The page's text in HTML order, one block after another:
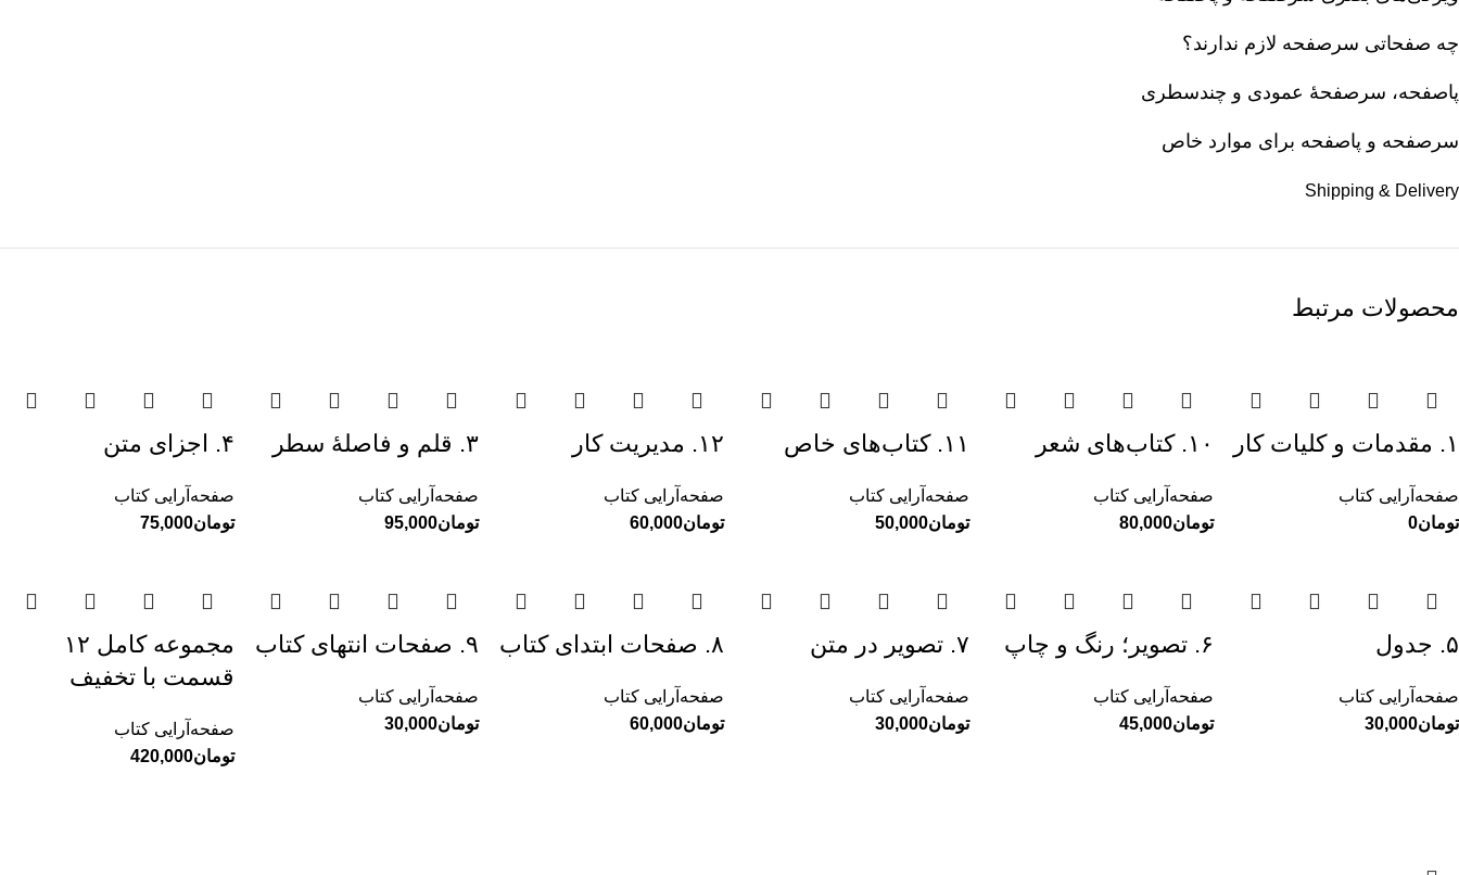
چه صفحاتی سرصفحه لازم ندارند؟
پاصفحه، سرصفحهٔ عمودی و چندسطری
سرصفحه و پاصفحه برای موارد خاص
Shipping & Delivery
محصولات مرتبط
۱. مقدمات و کلیات کار
صفحه‌آرایی کتاب
تومان
۱۰. کتاب‌های شعر
صفحه‌آرایی کتاب
تومان
۱۱. کتاب‌های خاص
صفحه‌آرایی کتاب
تومان
۱۲. مدیریت کار
صفحه‌آرایی کتاب
تومان
۳. قلم و فاصلهٔ سطر
صفحه‌آرایی کتاب
تومان
۴. اجزای متن
صفحه‌آرایی کتاب
تومان
۵. جدول
صفحه‌آرایی کتاب
تومان
۶. تصویر؛ رنگ و چاپ
صفحه‌آرایی کتاب
تومان
۷. تصویر در متن
صفحه‌آرایی کتاب
تومان
۸. صفحات ابتدای کتاب
صفحه‌آرایی کتاب
تومان
۹. صفحات انتهای کتاب
صفحه‌آرایی کتاب
تومان
مجموعه کامل ۱۲
قسمت با تخفیف
صفحه‌آرایی کتاب
تومان